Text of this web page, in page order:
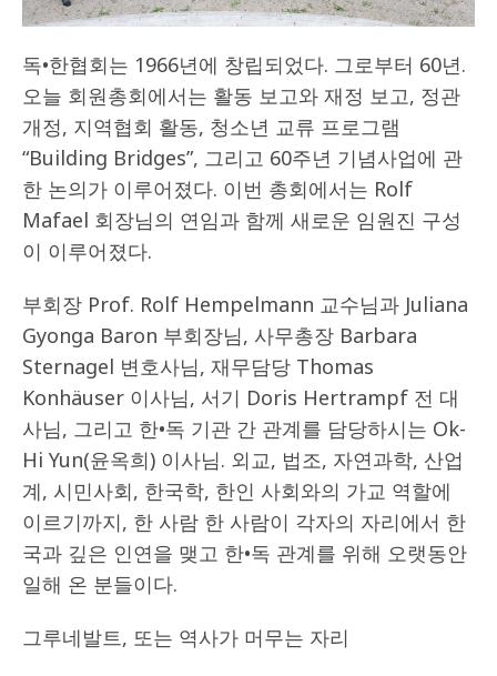
독•한협회는 1966년에 창립되었다. 그로부터 60년.
오늘 회원총회에서는 활동 보고와 재정 보고, 정관
개정, 지역협회 활동, 청소년 교류 프로그램
“Building Bridges”, 그리고 60주년 기념사업에 관
한 논의가 이루어졌다. 이번 총회에서는 Rolf
Mafael 회장님의 연임과 함께 새로운 임원진 구성
이 이루어졌다.
부회장 Prof. Rolf Hempelmann 교수님과 Juliana
Gyonga Baron 부회장님, 사무총장 Barbara
Sternagel 변호사님, 재무담당 Thomas
Konhäuser 이사님, 서기 Doris Hertrampf 전 대
사님, 그리고 한•독 기관 간 관계를 담당하시는 Ok-
Hi Yun(윤옥희) 이사님. 외교, 법조, 자연과학, 산업
계, 시민사회, 한국학, 한인 사회와의 가교 역할에
이르기까지, 한 사람 한 사람이 각자의 자리에서 한
국과 깊은 인연을 맺고 한•독 관계를 위해 오랫동안
일해 온 분들이다.
그루네발트, 또는 역사가 머무는 자리